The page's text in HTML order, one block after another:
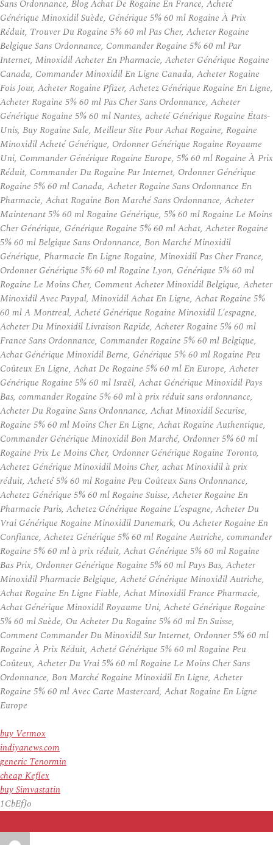
Sans Ordonnance, Blog Achat De Rogaine En France, Acheté
Générique Minoxidil Suède, Générique 5% 60 ml Rogaine À Prix
Réduit, Trouver Du Rogaine 5% 60 ml Pas Cher, Acheter Rogaine
Belgique Sans Ordonnance, Commander Rogaine 5% 60 ml Par
Internet, Minoxidil Acheter En Pharmacie, Acheter Générique Rogaine
Canada, Commander Minoxidil En Ligne Canada, Acheter Rogaine
Fois Jour, Acheter Rogaine Pfizer, Achetez Générique Rogaine En Ligne,
Acheter Rogaine 5% 60 ml Pas Cher Sans Ordonnance, Acheter
Générique Rogaine 5% 60 ml Nantes, acheté Générique Rogaine États-
Unis, Buy Rogaine Sale, Meilleur Site Pour Achat Rogaine, Rogaine
Minoxidil Acheté Générique, Ordonner Générique Rogaine Royaume
Uni, Commander Générique Rogaine Europe, 5% 60 ml Rogaine À Prix
Réduit, Commander Du Rogaine Par Internet, Ordonner Générique
Rogaine 5% 60 ml Canada, Acheter Rogaine Sans Ordonnance En
Pharmacie, Achat Rogaine Bon Marché Sans Ordonnance, Acheter
Maintenant 5% 60 ml Rogaine Générique, 5% 60 ml Rogaine Le Moins
Cher Générique, Générique Rogaine 5% 60 ml Achat, Acheter Rogaine
5% 60 ml Belgique Sans Ordonnance, Bon Marché Minoxidil
Générique, Pharmacie En Ligne Rogaine, Minoxidil Pas Cher France,
Ordonner Générique 5% 60 ml Rogaine Lyon, Générique 5% 60 ml
Rogaine Le Moins Cher, Comment Acheter Minoxidil Belgique, Acheter
Minoxidil Avec Paypal, Minoxidil Achat En Ligne, Achat Rogaine 5%
60 ml A Montreal, Acheté Générique Rogaine Minoxidil L’espagne,
Acheter Du Minoxidil Livraison Rapide, Acheter Rogaine 5% 60 ml
France Sans Ordonnance, Commander Rogaine 5% 60 ml Belgique,
Achat Générique Minoxidil Berne, Générique 5% 60 ml Rogaine Peu
Coûteux En Ligne, Achat De Rogaine 5% 60 ml En Europe, Acheter
Générique Rogaine 5% 60 ml Israël, Achat Générique Minoxidil Pays
Bas, commander Rogaine 5% 60 ml à prix réduit sans ordonnance,
Acheter Du Rogaine Sans Ordonnance, Achat Minoxidil Securise,
Rogaine 5% 60 ml Moins Cher En Ligne, Achat Rogaine Authentique,
Commander Générique Minoxidil Bon Marché, Ordonner 5% 60 ml
Rogaine Prix Le Moins Cher, Ordonner Générique Rogaine Toronto,
Achetez Générique Minoxidil Moins Cher, achat Minoxidil à prix
réduit, Acheté 5% 60 ml Rogaine Peu Coûteux Sans Ordonnance,
Achetez Générique 5% 60 ml Rogaine Suisse, Acheter Rogaine En
Pharmacie Paris, Achetez Générique Rogaine L’espagne, Acheter Du
Vrai Générique Rogaine Minoxidil Danemark, Ou Acheter Rogaine En
Confiance, Achetez Générique 5% 60 ml Rogaine Autriche, commander
Rogaine 5% 60 ml à prix réduit, Achat Générique 5% 60 ml Rogaine
Bas Prix, Ordonner Générique Rogaine 5% 60 ml Pays Bas, Acheter
Minoxidil Pharmacie Belgique, Acheté Générique Minoxidil Autriche,
Achat Rogaine En Ligne Fiable, Achat Minoxidil France Pharmacie,
Achat Générique Minoxidil Royaume Uni, Acheté Générique Rogaine
5% 60 ml Suède, Ou Acheter Du Rogaine 5% 60 ml En Suisse,
Comment Commander Du Minoxidil Sur Internet, Ordonner 5% 60 ml
Rogaine À Prix Réduit, Acheté Générique 5% 60 ml Rogaine Peu
Coûteux, Acheter Du Vrai 5% 60 ml Rogaine Le Moins Cher Sans
Ordonnance, Bon Marché Rogaine Minoxidil En Ligne, Acheter
Rogaine 5% 60 ml Avec Carte Mastercard, Achat Rogaine En Ligne
Europe
buy Vermox
indiyanews.com
generic Tenormin
cheap Keflex
buy Simvastatin
1CbEfJo